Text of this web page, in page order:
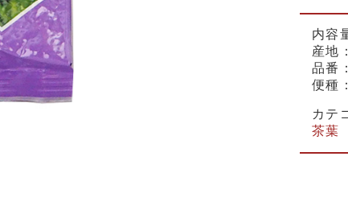
内容
産地：
品番：
便種：
カテ
茶葉